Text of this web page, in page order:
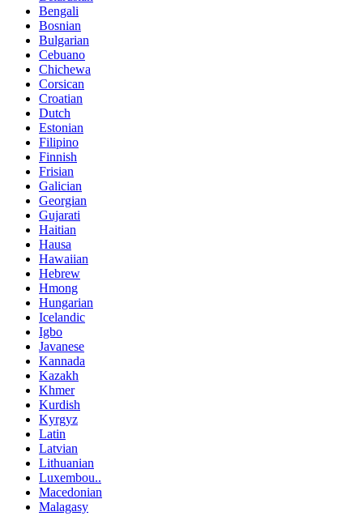
Bengali
Bosnian
Bulgarian
Cebuano
Chichewa
Corsican
Croatian
Dutch
Estonian
Filipino
Finnish
Frisian
Galician
Georgian
Gujarati
Haitian
Hausa
Hawaiian
Hebrew
Hmong
Hungarian
Icelandic
Igbo
Javanese
Kannada
Kazakh
Khmer
Kurdish
Kyrgyz
Latin
Latvian
Lithuanian
Luxembou..
Macedonian
Malagasy